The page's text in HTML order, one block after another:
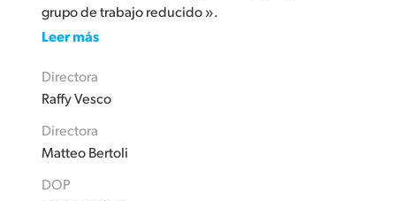
grupo de trabajo reducido ».
Leer más
Directora
Raffy Vesco
Directora
Matteo Bertoli
DOP